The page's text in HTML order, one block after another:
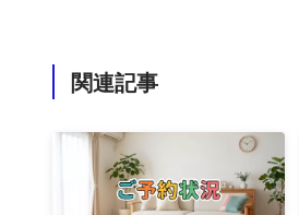
関連記事